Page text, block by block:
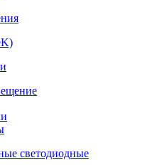
светодиодные